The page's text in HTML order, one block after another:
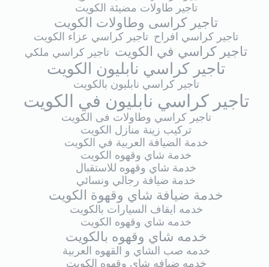
تاجير طاولات مضيئة الكويت
تاجير كراسى وطاولات الكويت
تاجير كراسي افراح تاجير كراسي عزاء الكويت
تاجير كراسي في الكويت تاجير كراسي ملكي
تاجير كراسي نابليون الكويت
تاجير كراسي نابليون بالكويت
تاجير كراسي نابليون في الكويت
تاجير كراسي وطاولات فى الكويت
تركيب زينة منازل الكويت
خدمة الضيافة العربية في الكويت
خدمة شاي وقهوه الكويت
خدمة شاي وقهوه للاستقبال
خدمة ضيافة رجالي ونسائي
خدمة ضيافة شاي وقهوة الكويت
خدمه ايقاف السيارات بالكويت
خدمه شاي وقهوه الكويت
خدمه شاي وقهوه بالكويت
خدمه صب الشاي و القهوه العربية
خدمه ضيافه شاي وقهوه الكويت